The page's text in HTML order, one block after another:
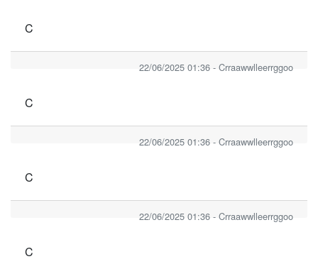
C
22/06/2025 01:36 - Crraawwlleerrggoo
C
22/06/2025 01:36 - Crraawwlleerrggoo
C
22/06/2025 01:36 - Crraawwlleerrggoo
C